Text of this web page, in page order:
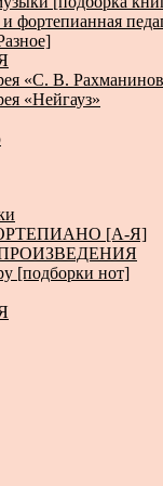
фортепианная
«С. В.
«Нейгауз»
[А-Я]
[подборки нот]